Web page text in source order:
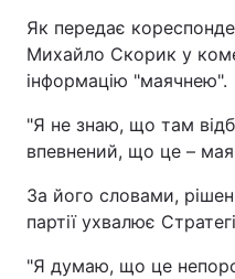
Як передає
Михайло Скорик у
інформацію "маячнею".
"Я не знаю, що там
впевнений, що це –
За його словами,
партії ухвалює
"Я думаю, що це